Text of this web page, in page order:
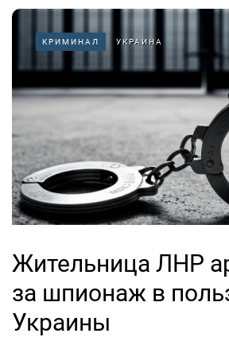
КРИМИНАЛ УКРАИНА
Жительница ЛНР
за шпионаж в
Украины